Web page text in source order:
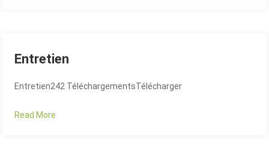
Entretien
Entretien242 TéléchargementsTélécharger
Read More